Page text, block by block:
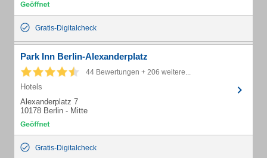
Gratis-Digitalcheck
Park Inn Berlin-Alexanderplatz
44 Bewertungen + 206 weitere...
Hotels
Alexanderplatz 7
10178 Berlin - Mitte
Gratis-Digitalcheck